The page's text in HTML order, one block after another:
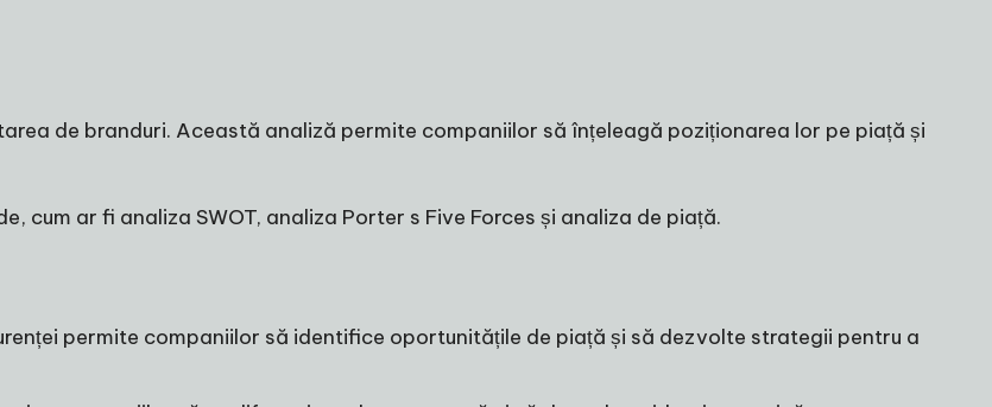
de branduri. Această analiză permite companiilor să înțeleagă poziționarea lor pe piață și
cum ar fi analiza SWOT, analiza Porter s Five Forces și analiza de piață.
permite companiilor să identifice oportunitățile de piață și să dezvolte strategii pentru a